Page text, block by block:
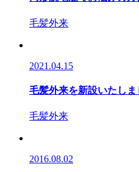
毛髪外来
2021.04.15
毛髪外来を新設いたしま
毛髪外来
2016.08.02